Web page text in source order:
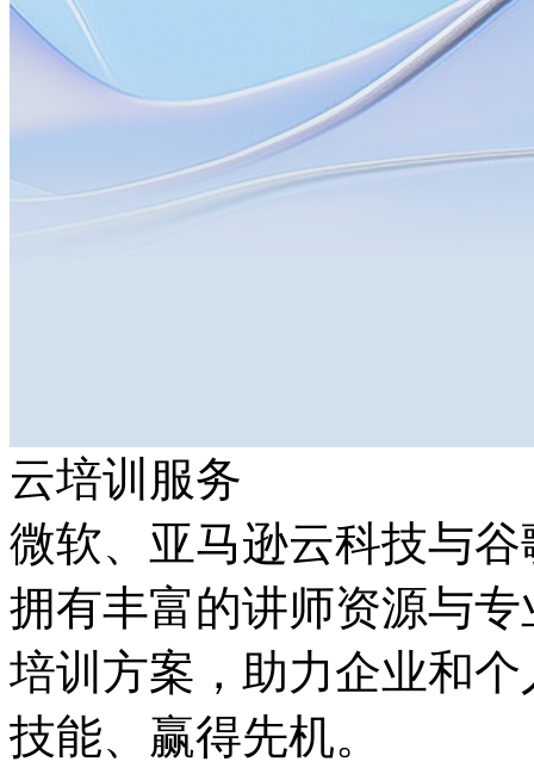
云培训服务
微软、亚马逊云科技与
拥有丰富的讲师资源与专
培训方案，助力企业
技能、赢得先机。